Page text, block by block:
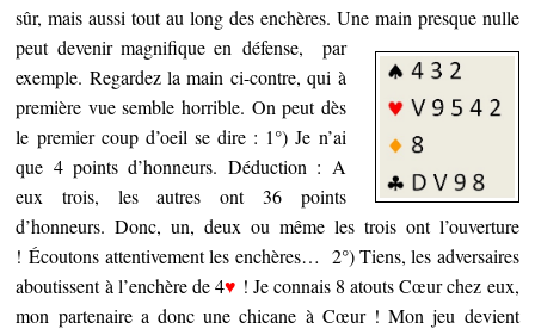
sûr, mais aussi tout au long des enchères. Une main presque nulle
peut devenir magnifique en défense, par
exemple. Regardez la main ci-contre, qui à
première vue semble horrible. On peut dès
le premier coup d’oeil se dire : 1°) Je n’ai
que 4 points d’honneurs. Déduction : A
eux trois, les autres ont 36 points
d’honneurs. Donc, un, deux ou même les trois ont l’ouverture
! Écoutons attentivement les enchères… 2°) Tiens, les adversaires
aboutissent à l’enchère de 4♥ ! Je connais 8 atouts Cœur chez eux,
mon partenaire a donc une chicane à Cœur ! Mon jeu devient